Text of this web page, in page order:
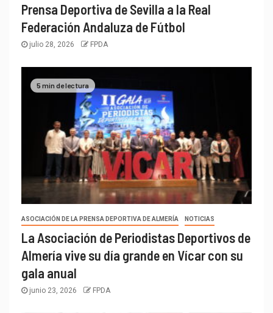
Prensa Deportiva de Sevilla a la Real
Federación Andaluza de Fútbol
julio 28, 2026 FPDA
5 min de lectura
ASOCIACIÓN DE LA PRENSA DEPORTIVA DE ALMERÍA NOTICIAS
La Asociación de Periodistas Deportivos de
Almería vive su día grande en Vícar con su
gala anual
junio 23, 2026 FPDA